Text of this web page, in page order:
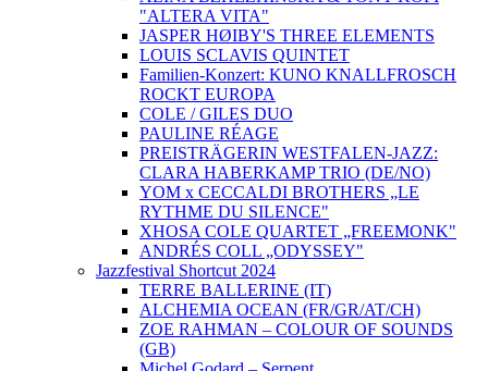
"ALTERA VITA"
JASPER HØIBY'S THREE ELEMENTS
LOUIS SCLAVIS QUINTET
Familien-Konzert: KUNO KNALLFROSCH
ROCKT EUROPA
COLE / GILES DUO
PAULINE RÉAGE
PREISTRÄGERIN WESTFALEN-JAZZ:
CLARA HABERKAMP TRIO (DE/NO)
YOM x CECCALDI BROTHERS „LE
RYTHME DU SILENCE"
XHOSA COLE QUARTET „FREEMONK"
ANDRÉS COLL „ODYSSEY"
Jazzfestival Shortcut 2024
TERRE BALLERINE (IT)
ALCHEMIA OCEAN (FR/GR/AT/CH)
ZOE RAHMAN – COLOUR OF SOUNDS
(GB)